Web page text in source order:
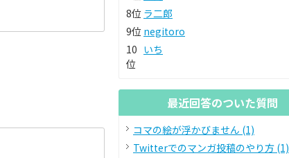
8位 ラ二郎
9位 negitoro
10
位
いち
最近回答のついた質問
コマの絵が浮かびません (1)
Twitterでのマンガ投稿のやり方 (1)